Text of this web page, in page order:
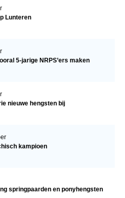
Lunteren
5-jarige NRPS’ers maken
nieuwe hengsten bij
kampioen
springpaarden en ponyhengsten